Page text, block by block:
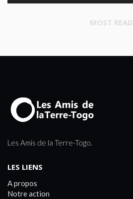
MOST READ
Les Amis de la Terre-Togo.
LES LIENS
A propos
Notre action